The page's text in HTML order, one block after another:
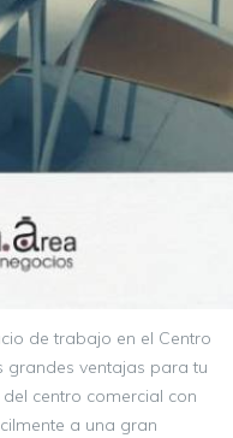
de trabajo en el Centro
grandes ventajas para tu
centro comercial con
a una gran